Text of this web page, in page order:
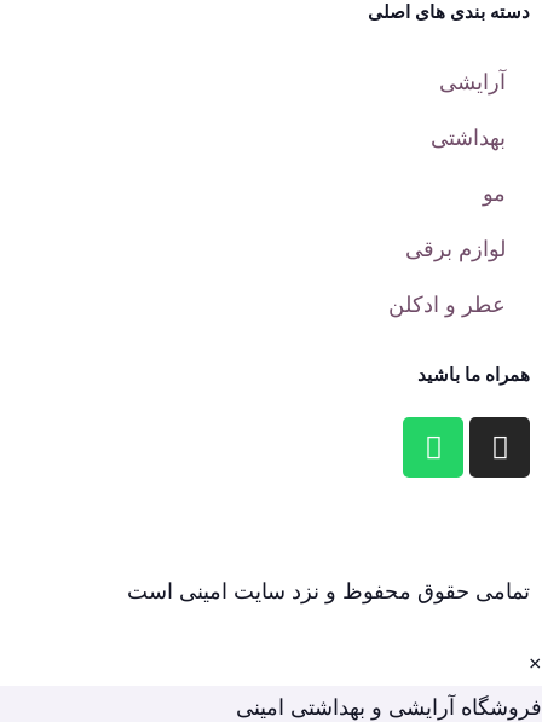
دسته بندی های اصلی
آرایشی
بهداشتی
مو
لوازم برقی
عطر و ادکلن
همراه ما باشید
تمامی حقوق محفوظ و نزد سایت امینی است
×
فروشگاه آرایشی و بهداشتی امینی